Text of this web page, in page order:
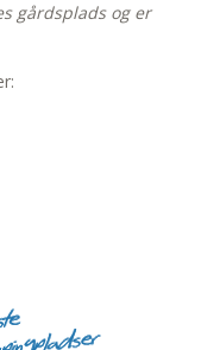
gårdsplads og er